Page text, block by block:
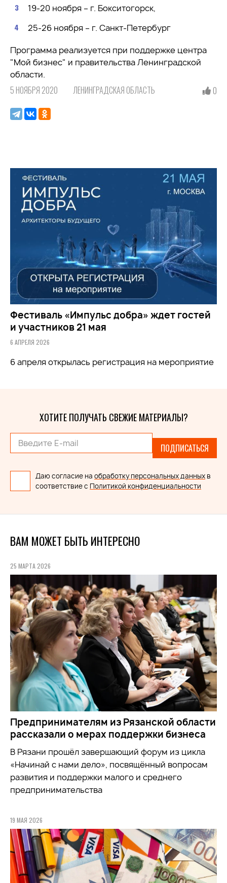
19-20 ноября – г. Бокситогорск,
25-26 ноября – г. Санкт-Петербург
Программа реализуется при поддержке центра
"‎Мой бизнес" и правительства Ленинградской
области.
5 НОЯБРЯ 2020 ЛЕНИНГРАДСКАЯ ОБЛАСТЬ 0
Фестиваль «Импульс добра» ждет гостей
и участников 21 мая
6 АПРЕЛЯ 2026
6 апреля открылась регистрация на мероприятие
ХОТИТЕ ПОЛУЧАТЬ СВЕЖИЕ МАТЕРИАЛЫ?
ПОДПИСАТЬСЯ
Даю согласие на обработку персональных данных в
соответствие с Политикой конфиденциальности
ВАМ МОЖЕТ БЫТЬ ИНТЕРЕСНО
25 МАРТА 2026
Предпринимателям из Рязанской области
рассказали о мерах поддержки бизнеса
В Рязани прошёл завершающий форум из цикла
«Начинай с нами дело», посвящённый вопросам
развития и поддержки малого и среднего
предпринимательства
19 МАЯ 2026